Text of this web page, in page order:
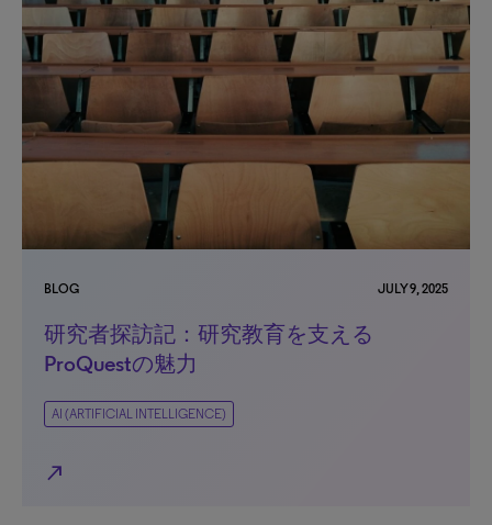
BLOG JULY 9, 2025
研究者探訪記：研究教育を支える
ProQuestの魅力
AI (ARTIFICIAL INTELLIGENCE)
north_east